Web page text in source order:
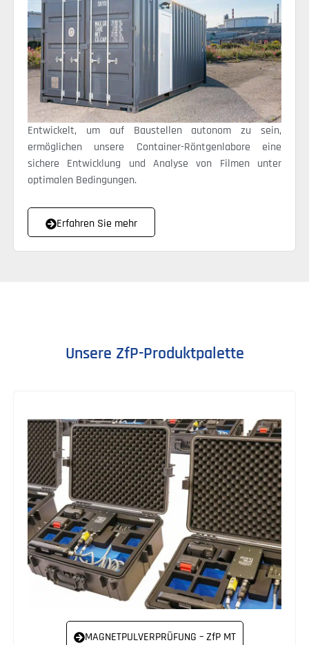
Entwickelt, um auf Baustellen autonom zu sein,
ermöglichen unsere Container-Röntgenlabore eine
sichere Entwicklung und Analyse von Filmen unter
optimalen Bedingungen.
Erfahren Sie mehr
Unsere ZfP-Produktpalette
MAGNETPULVERPRÜFUNG – ZfP MT